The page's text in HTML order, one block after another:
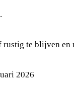
te blijven en
2026